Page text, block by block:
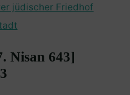
jüdischer Friedhof
Nisan 643]